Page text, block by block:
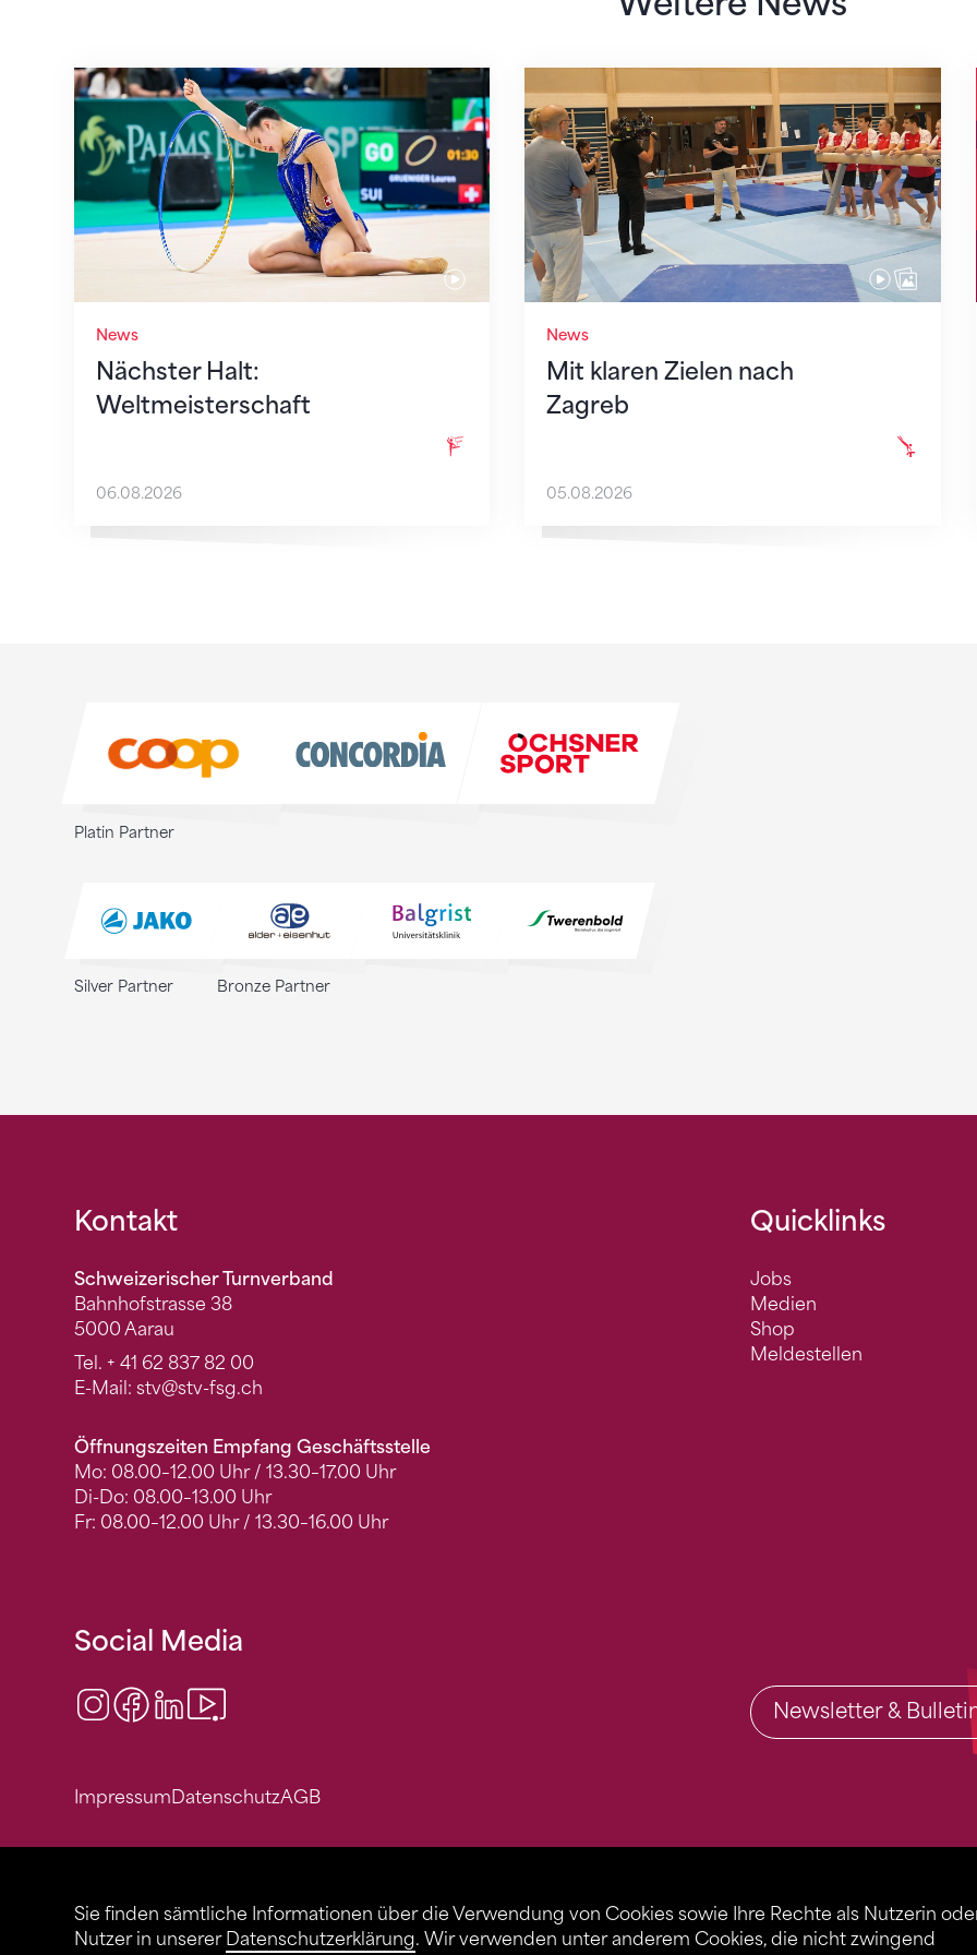
Sie finden sämtliche Informationen über die Verwendung von Cookies sowie Ihre Rechte als Nutzerin
Nutzer in unserer Datenschutzerklärung. Wir verwenden unter anderem Cookies, die nicht zwingend
News
Nächster Halt:
Weltmeisterschaft
Nächster Halt: Weltmeisterschaft
06.08.2026
News
Mit klaren Zielen nach
Zagreb
Mit klaren Zielen nach Zagreb
05.08.2026
Platin Partner
Silver Partner Bronze Partner
Fusszeile
Kontakt
Schweizerischer Turnverband
Bahnhofstrasse 38
5000 Aarau
Tel. + 41 62 837 82 00
E-Mail: stv@stv-fsg.ch
Öffnungszeiten Empfang Geschäftsstelle
Mo: 08.00–12.00 Uhr / 13.30–17.00 Uhr
Di-Do: 08.00–13.00 Uhr
Fr: 08.00–12.00 Uhr / 13.30–16.00 Uhr
Quicklinks
Jobs
Medien
Shop
Meldestellen
Social Media
Instagram
Facebook
LinkedIn Newsletter &
ImpressumDatenschutzAGB